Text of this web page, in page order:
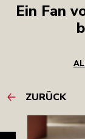
Ein Fan
ZURÜCK